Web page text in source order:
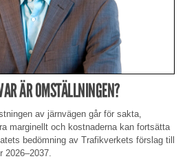
ÄR OMSTÄLLNINGEN?
av järnvägen går för sakta,
marginellt och kostnaderna kan fortsätta
bedömning av Trafikverkets förslag till
2026–2037.